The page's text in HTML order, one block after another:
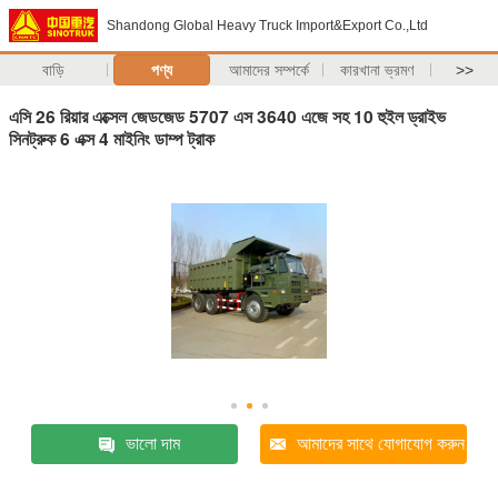
Shandong Global Heavy Truck Import&Export Co.,Ltd
বাড়ি পণ্য আমাদের সম্পর্কে কারখানা ভ্রমণ >>
এসি 26 রিয়ার এক্সেল জেডজেড 5707 এস 3640 এজে সহ 10 হুইল ড্রাইভ
সিনট্রুক 6 এক্স 4 মাইনিং ডাম্প ট্রাক
ভালো দাম আমাদের সাথে যোগাযোগ করুন